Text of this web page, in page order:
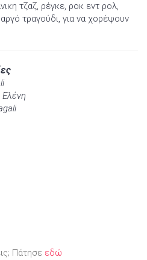
τζαζ, ρέγκε, ροκ εντ ρολ,
τραγούδι, για να χορέψουν
Πάτησε εδώ